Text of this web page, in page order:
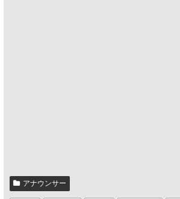
アナウンサー